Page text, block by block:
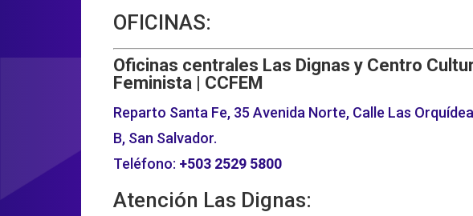
OFICINAS:
Oficinas centrales Las Dignas y Centro
Feminista | CCFEM
Reparto Santa Fe, 35 Avenida Norte, Calle Las
B, San Salvador.
Teléfono: +503 2529 5800
Atención Las Dignas: